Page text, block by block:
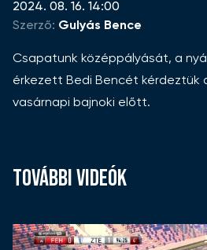
2024. 08. 16. 14:00
Szerző: Gulyás Bence
Csapatunk középpályását, a
érkezett Bedi Bencét kérdeztük
vasárnapi bajnoki előtt.
TOVÁBBI VIDEÓK